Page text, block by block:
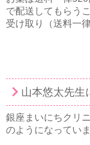
で配送してもらう
受け取り（送料一
山本悠太先生
銀座まいにちクリ
のようになっていま